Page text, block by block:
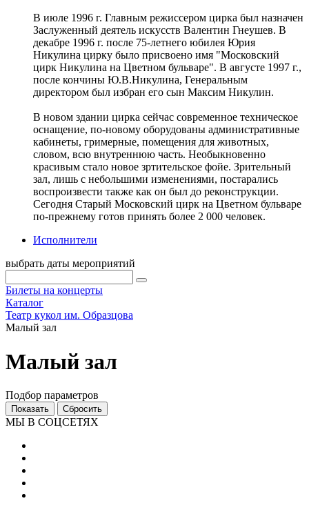
В июле 1996 г. Главным режиссером цирка был назначен
Заслуженный деятель искусств Валентин Гнеушев. В
декабре 1996 г. после 75-летнего юбилея Юрия
Никулина цирку было присвоено имя "Московский
цирк Никулина на Цветном бульваре". В августе 1997 г.,
после кончины Ю.В.Никулина, Генеральным
директором был избран его сын Максим Никулин.
В новом здании цирка сейчас современное техническое
оснащение, по-новому оборудованы административные
кабинеты, гримерные, помещения для животных,
словом, всю внутреннюю часть. Необыкновенно
красивым стало новое зртительское фойе. Зрительный
зал, лишь с небольшими изменениями, постарались
воспроизвести также как он был до реконструкции.
Сегодня Старый Московский цирк на Цветном бульваре
по-прежнему готов принять более 2 000 человек.
Исполнители
выбрать даты мероприятий
Билеты на концерты
Каталог
Театр кукол им. Образцова
Малый зал
Малый зал
Подбор параметров
МЫ В СОЦСЕТЯХ